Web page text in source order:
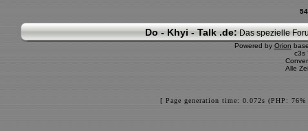
Do - Khyi - Talk .de: Das spezielle
Powered by Orion
c3s
Alle
[ Page generation time: 0.072s (PHP: